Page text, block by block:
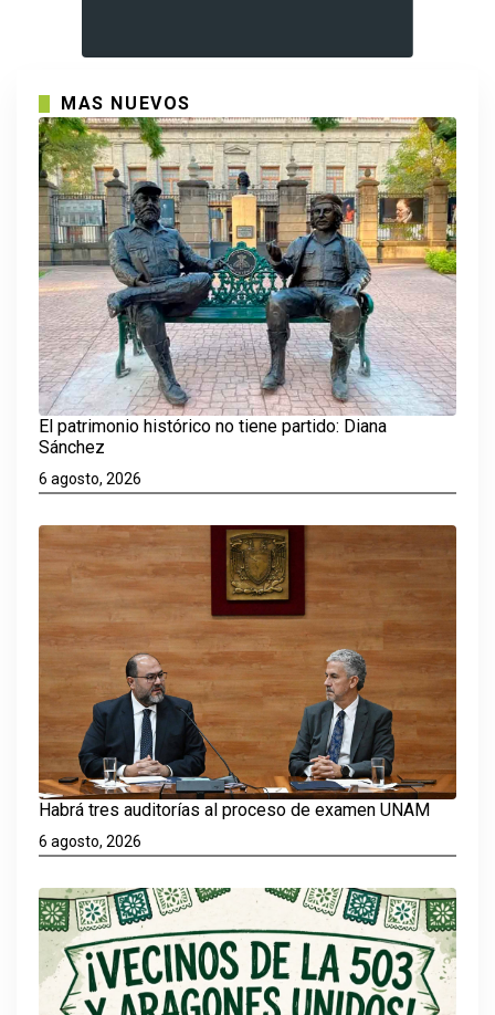
MAS NUEVOS
El patrimonio histórico no tiene partido: Diana
Sánchez
6 agosto, 2026
Habrá tres auditorías al proceso de examen UNAM
6 agosto, 2026